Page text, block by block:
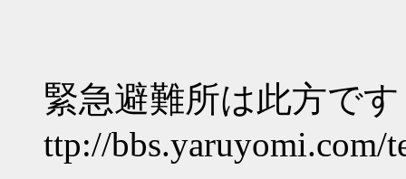
緊急避難所は此方です
ttp://bbs.yaruyomi.com/